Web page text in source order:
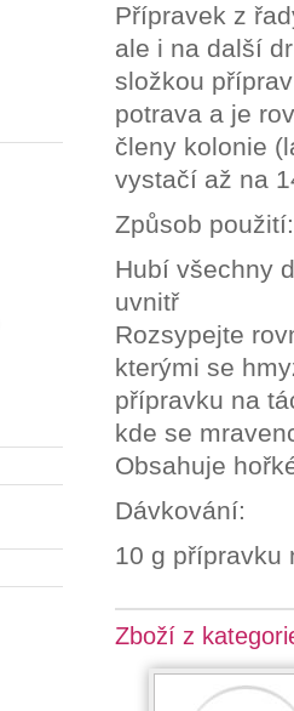
Přípravek z
ale i na další
složkou
potrava a je
členy kolonie
vystačí až na
Způsob použití:
Hubí všechny
uvnitř
Rozsypejte
kterými se
přípravku na
kde se
Obsahuje
Dávkování:
10 g přípravku
Zboží z